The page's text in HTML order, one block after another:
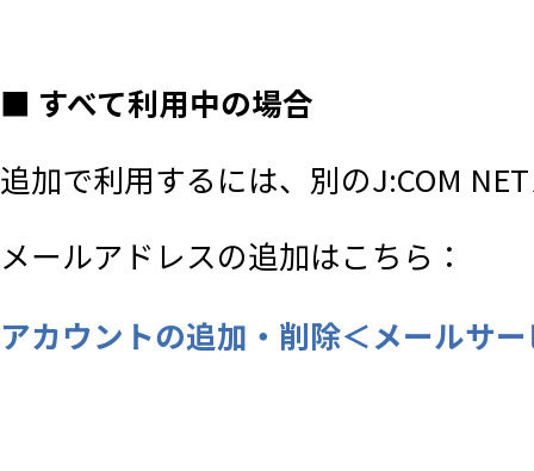
■ 利用者の責務
利用者は、自己の責任において､本
コン端末、通信機器、通信回線そ
■ 解約
■ すべて利用中の場合
追加で利用するには、別のJ:COM
メールアドレスの追加はこちら：
アカウントの追加・削除＜メールサ